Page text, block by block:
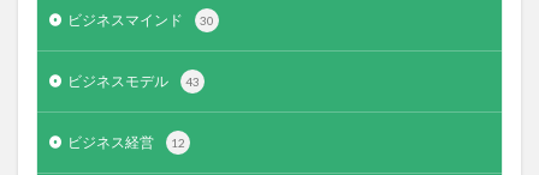
ビジネスマインド 30
ビジネスモデル 43
ビジネス経営 12